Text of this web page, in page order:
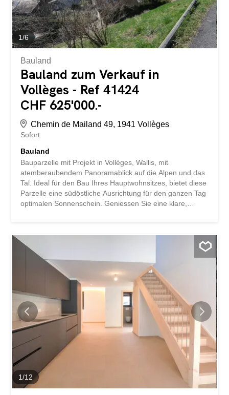
1/6
Bauland
Bauland zum Verkauf in
Vollèges - Ref 41424
CHF 625'000.-
Chemin de Mailand 49, 1941 Vollèges
Sofort
Bauland
Bauparzelle mit Projekt in Vollèges, Wallis, mit
atemberaubendem Panoramablick auf die Alpen und das
Tal. Ideal für den Bau Ihres Hauptwohnsitzes, bietet diese
Parzelle eine südöstliche Ausrichtung für den ganzen Tag
optimalen Sonnenschein. Geniessen Sie eine klare,
ein aussergewöhnliches Umfeld inmitten der Natur. Ein
Ort, an dem jeder Sonnenaufgang ein Kunstwerk ist, für
ein ruhiges und entspanntes Leben. Une parcelle de
terrain constructible avec son projet à Vollèges, dans le
Valais, offrant une vue panoramique imprenable sur les
Alpes et la vallée. Idéale pour construire votre résidence
principale, cette parcelle bénéficie d'une orientation sud
est pour un ensoleillement optimal toute la journée.
Profitez d'un panorama clair et dégagé, avec des vues
sur les montagnes et la vallée. Avec un emplacement
privilégié, ce terrain vous offre un...
1/12